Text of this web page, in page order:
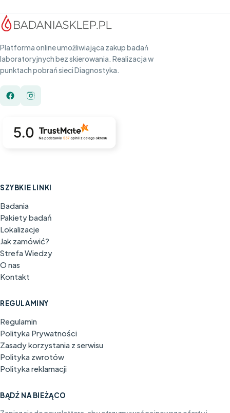
Platforma online umożliwiająca zakup badań
laboratoryjnych bez skierowania. Realizacja w
punktach pobrań sieci Diagnostyka.
SZYBKIE LINKI
Badania
Pakiety badań
Lokalizacje
Jak zamówić?
Strefa Wiedzy
O nas
Kontakt
REGULAMINY
Regulamin
Polityka Prywatności
Zasady korzystania z serwisu
Polityka zwrotów
Polityka reklamacji
BĄDŹ NA BIEŻĄCO